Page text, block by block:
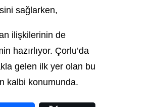
sağlarken,
ilişkilerinin de
hazırlıyor. Çorlu’da
gelen ilk yer olan bu
kalbi konumunda.